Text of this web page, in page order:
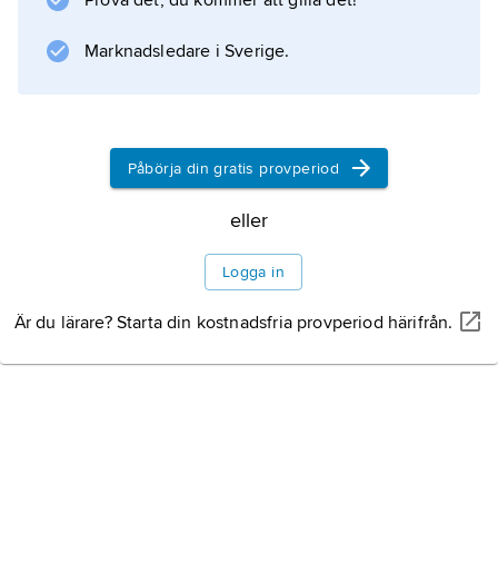
tillfrisknande före full återgång till normal
livsföring.
Information om artikeln
Marknadsledare i Sverige.
Påbörja din gratis provperiod
eller
Logga in
Är du lärare? Starta din kostnadsfria provperiod härifrån.